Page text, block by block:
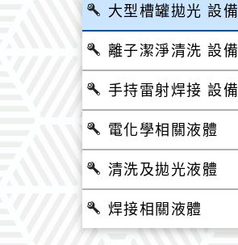
大型槽罐拋光 設備
離子潔淨清洗 設備
手持雷射焊接 設備
電化學相關液體
清洗及拋光液體
焊接相關液體